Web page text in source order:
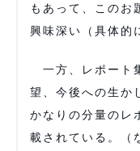
もあって、このお
興味深い（具体的
一方、レポート
望、今後への生か
かなりの分量のレ
載されている。（